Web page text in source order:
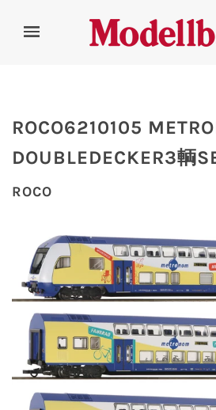
ROCO6210105
DOUBLEDECKER3輌
ROCO